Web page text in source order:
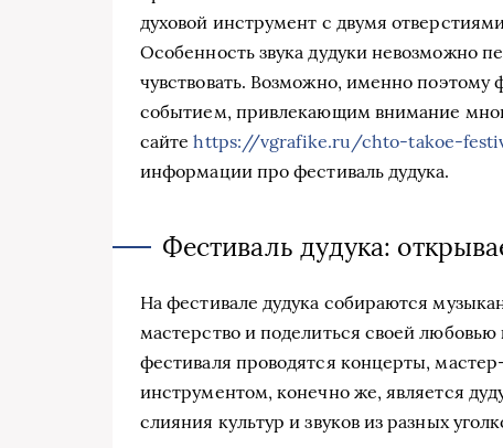
духовой инструмент с двумя
Особенность звука дудуки невозможно
чувствовать. Возможно, именно поэтому
событием, привлекающим внимание
сайтеhttps://vgrafike.ru/chto-takoe-
информации про фестиваль дудука.
Фестиваль дудука:
На фестивале дудука собираются
мастерство и поделиться своей
фестиваля проводятся концерты,
инструментом, конечно же, является
слияния культур и звуков из разных